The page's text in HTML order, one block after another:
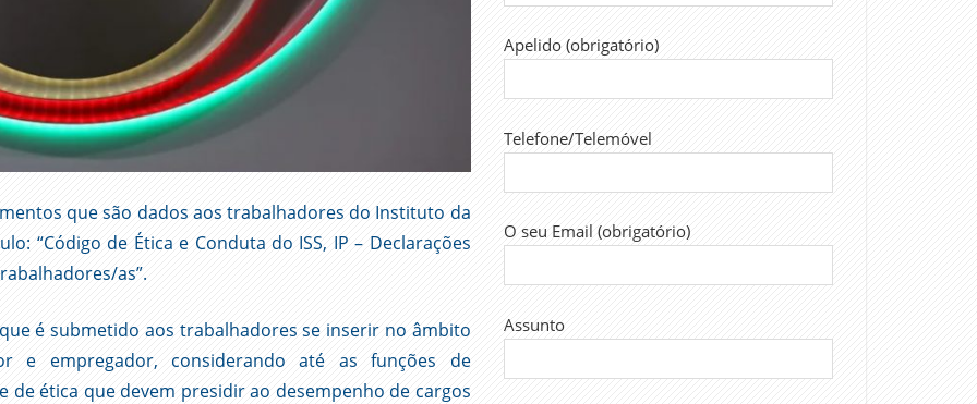
que são dados aos trabalhadores do Instituto da
“Código de Ética e Conduta do ISS, IP – Declarações
as”.
é submetido aos trabalhadores se inserir no âmbito
e empregador, considerando até as funções de
de ética que devem presidir ao desempenho de cargos
Apelido (obrigatório)
Telefone/Telemóvel
O seu Email (obrigatório)
Assunto